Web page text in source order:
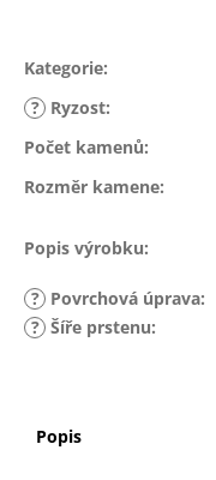
Kategorie:
? Ryzost:
Počet kamenů:
Rozměr kamene:
Popis výrobku:
? Povrchová úprava:
? Šíře prstenu:
Popis